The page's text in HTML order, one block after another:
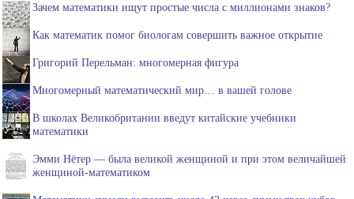
Зачем математики ищут простые числа с миллионами знаков?
Как математик помог биологам совершить важное открытие
Григорий Перельман: многомерная фигура
Многомерный математический мир… в вашей голове
В школах Великобритании введут китайские учебники
математики
Эмми Нётер — была великой женщиной и при этом величайшей
женщиной-математиком